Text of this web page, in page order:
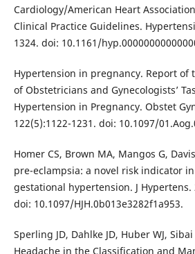
Cardiology/American Heart
Clinical Practice Guidelines.
1324. doi: 10.1161/
Hypertension in pregnancy. Report of
of Obstetricians and Gynecologists’
Hypertension in Pregnancy. Obstet
122(5):1122-1231. doi: 10.1097/
Homer CS, Brown MA, Mangos G,
pre-eclampsia: a novel risk indicator
gestational hypertension. J Hypertens.
doi: 10.1097/HJH.0b013e3282f1a953.
Sperling JD, Dahlke JD, Huber WJ,
Headache in the Classification and